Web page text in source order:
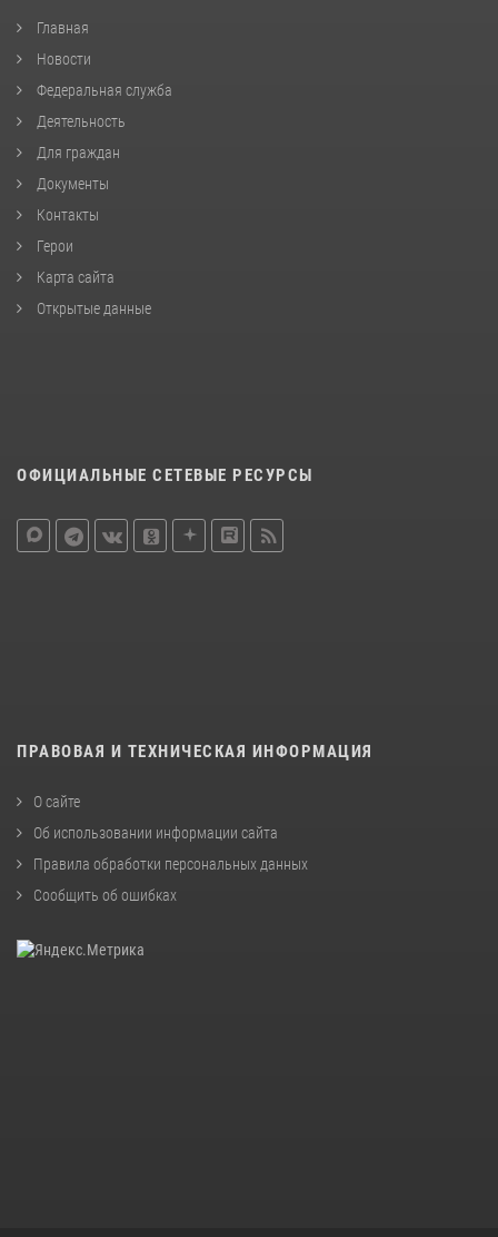
Главная
Новости
Федеральная служба
Деятельность
Для граждан
Документы
Контакты
Герои
Карта сайта
Открытые данные
ОФИЦИАЛЬНЫЕ СЕТЕВЫЕ РЕСУРСЫ
ПРАВОВАЯ И ТЕХНИЧЕСКАЯ ИНФОРМАЦИЯ
О сайте
Об использовании информации сайта
Правила обработки персональных данных
Сообщить об ошибках